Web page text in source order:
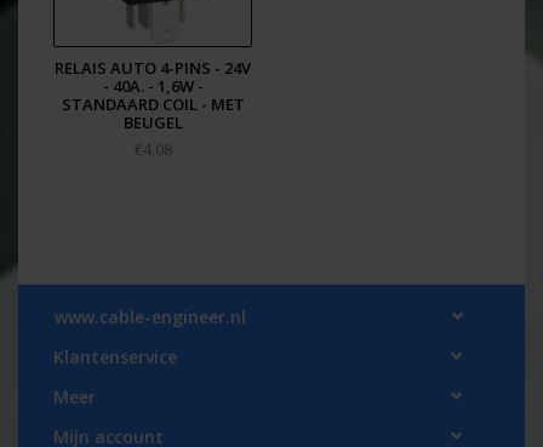
RELAIS AUTO 4-PINS - 24V
- 40A. - 1,6W -
STANDAARD COIL - MET
BEUGEL
€4,08
www.cable-engineer.nl
Klantenservice
Meer
Mijn account